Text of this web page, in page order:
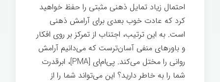
احتمال زیاد تمایل ذهنی مثبتی را حفظ خواهید
کرد که عادت خوب بعدی برای آرامش ذهنی
است. به این ترتیب، اجتناب از تمرکز بر روی افکار
و باورهای منفی آسان‌ترست که می‌دانیم آرامش
روانی را مختل می‌کند. پی‌ام‌ای [PMA]، ابرقدرت
شما را به خاطر دارید؟ این می‌تواند شما را از